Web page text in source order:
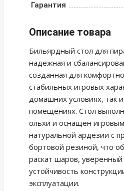
Гарантия
Описание товара
Бильярдный стол для
надёжная и
созданная для
стабильных игровых
домашних условиях, так
помещениях. Стол
ольхи и оснащён
натуральной ардезии с
бортовой резиной, что
раскат шаров, уверенный
устойчивость
эксплуатации.